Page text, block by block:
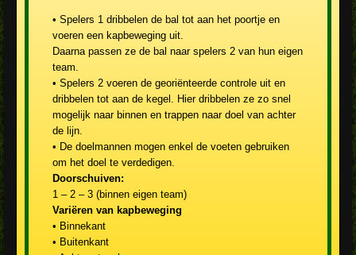
• Spelers 1 dribbelen de bal tot aan het poortje en
voeren een kapbeweging uit.
Daarna passen ze de bal naar spelers 2 van hun eigen
team.
• Spelers 2 voeren de georiënteerde controle uit en
dribbelen tot aan de kegel. Hier dribbelen ze zo snel
mogelijk naar binnen en trappen naar doel van achter
de lijn.
• De doelmannen mogen enkel de voeten gebruiken
om het doel te verdedigen.
Doorschuiven:
1 – 2 – 3 (binnen eigen team)
Variëren van kapbeweging
• Binnekant
• Buitenkant